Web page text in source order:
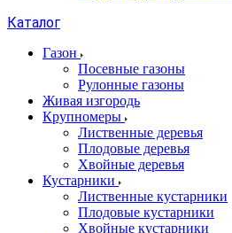
Каталог
Газон
Посевные газоны
Рулонные газоны
Живая изгородь
Крупномеры
Лиственные деревья
Плодовые деревья
Хвойные деревья
Кустарники
Лиственные кустарники
Плодовые кустарники
Хвойные кустарники